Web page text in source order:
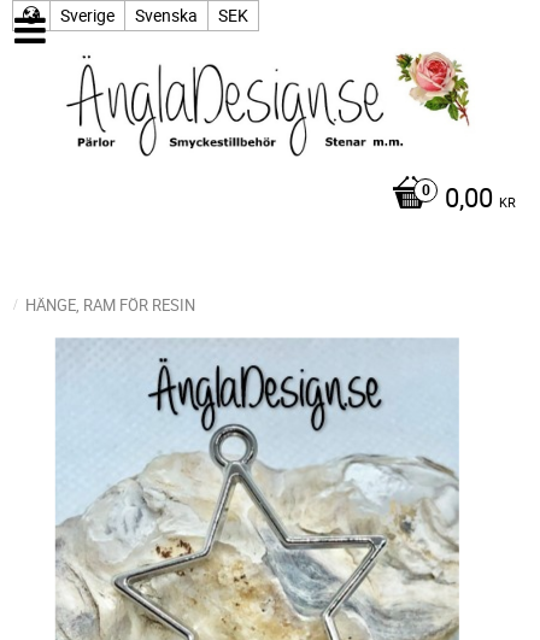
Sverige Svenska SEK
0,00 KR
HÄNGE, RAM FÖR RESIN